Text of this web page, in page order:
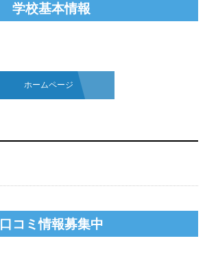
学校基本情報
ホームページ
口コミ情報募集中